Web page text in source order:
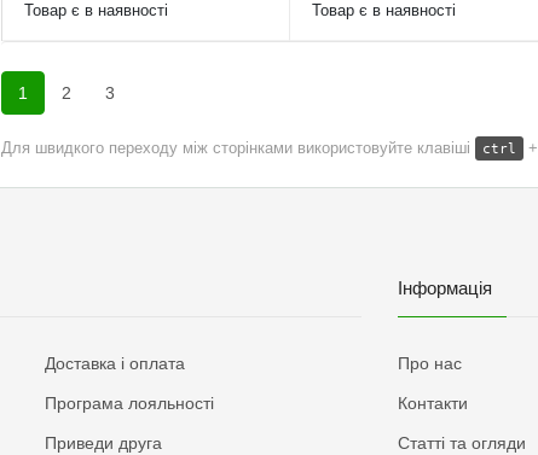
Товар є в наявності Товар є в наявності
1 2 3
Для швидкого переходу між сторінками використовуйте клавіші ctrl +
Доставка і оплата
Програма лояльності
Приведи друга
Інформація
Про нас
Контакти
Статті та огляди